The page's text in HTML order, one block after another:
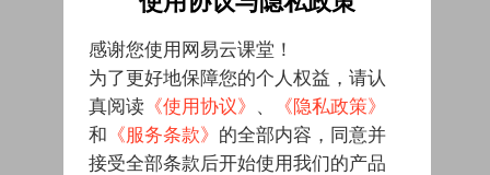
感谢您使用网易云课堂！
为了更好地保障您的个人权益，请认
真阅读 《使用协议》 、
《隐私政策》
和 《服务条款》 的全部内容，同意并
接受全部条款后开始使用我们的产品